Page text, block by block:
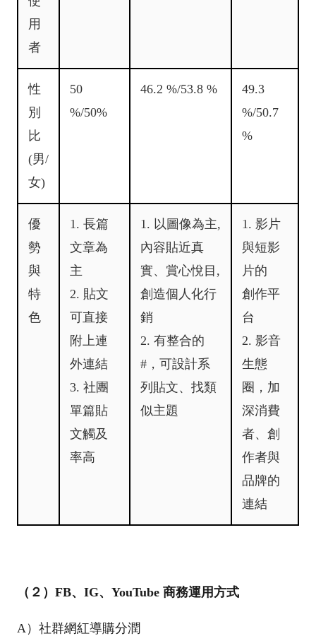
用
者
性
別
比
(男/
女)
50
%/50%
46.2 %/53.8 %
49.3
%/50.7
%
優
勢
與
特
色
1. 長篇
文章為
主
2. 貼文
可直接
附上連
外連結
3. 社團
單篇貼
文觸及
率高
1. 以圖像為主,
內容貼近真
實、賞心悅目,
創造個人化行
銷
2. 有整合的
#，可設計系
列貼文、找類
似主題
1. 影片
與短影
片的
創作平
台
2. 影音
生態
圈，加
深消費
者、創
作者與
品牌的
連結
（２）FB、IG、YouTube 商務運用方式
A）社群網紅導購分潤